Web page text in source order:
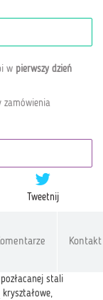
w pierwszy dzień
zamówienia
Tweetnij
Kontakt
stali